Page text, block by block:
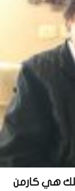
هي كارمن